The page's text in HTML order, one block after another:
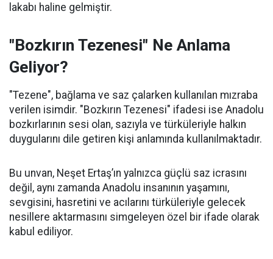
lakabı haline gelmiştir.
"Bozkırın Tezenesi" Ne Anlama
Geliyor?
"Tezene", bağlama ve saz çalarken kullanılan mızraba
verilen isimdir. "Bozkırın Tezenesi" ifadesi ise Anadolu
bozkırlarının sesi olan, sazıyla ve türküleriyle halkın
duygularını dile getiren kişi anlamında kullanılmaktadır.
Bu unvan, Neşet Ertaş’ın yalnızca güçlü saz icrasını
değil, aynı zamanda Anadolu insanının yaşamını,
sevgisini, hasretini ve acılarını türküleriyle gelecek
nesillere aktarmasını simgeleyen özel bir ifade olarak
kabul ediliyor.